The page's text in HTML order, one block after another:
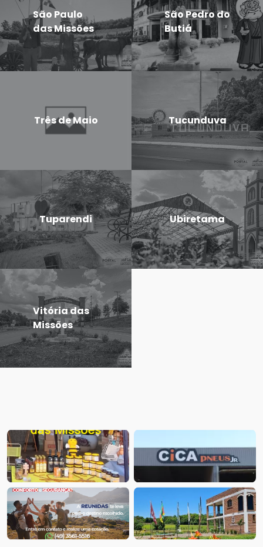
São Paulo
das Missões
São Pedro do
Butiá
Três de Maio Tucunduva
Tuparendi Ubiretama
Vitória das
Missões